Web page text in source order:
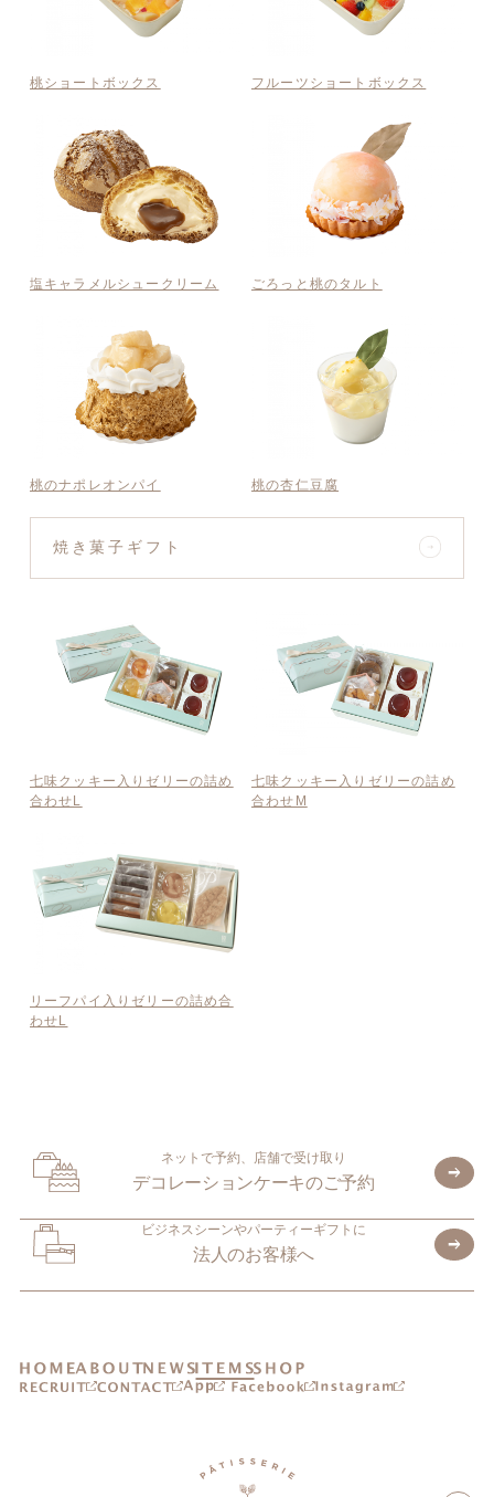
桃ショートボックス フルーツショートボックス
塩キャラメルシュークリーム ごろっと桃のタルト
桃のナポレオンパイ 桃の杏仁豆腐
焼き菓子ギフト
七味クッキー入りゼリーの詰め
合わせL
七味クッキー入りゼリーの詰め
合わせM
リーフパイ入りゼリーの詰め合
わせL
ネットで予約、店舗で受け取り
デコレーションケーキのご予約
ビジネスシーンやパーティーギフトに
法人のお客様へ